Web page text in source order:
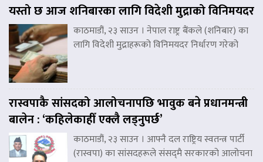
यस्तो छ आज शनिबारका लागि विदेशी मुद्राको विनिमयदर
काठमाडौं, २३ साउन । नेपाल राष्ट्र बैंकले (शनिबार) का
लागि विदेशी मुद्राहरूको विनिमयदर निर्धारण गरेको
रास्वपाकै सांसदको आलोचनापछि भावुक बने प्रधानमन्त्री
बालेन : ‘कहिलेकाहीँ एक्लै लड्नुपर्छ’
काठमाडौं, २३ साउन । आफ्नै दल राष्ट्रिय स्वतन्त्र पार्टी
(रास्वपा) का सांसदहरूले संसद्‌मै सरकारको आलोचना